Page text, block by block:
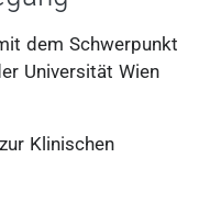
dem Schwerpunkt
Universität Wien
Klinischen